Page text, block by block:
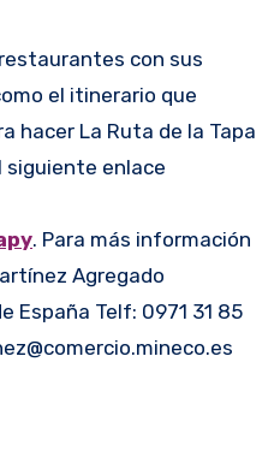
con sus
el itinerario que
hacer La Ruta de la Tapa
siguiente enlace
. Para más información
Agregado
España Telf: 0971 31 85